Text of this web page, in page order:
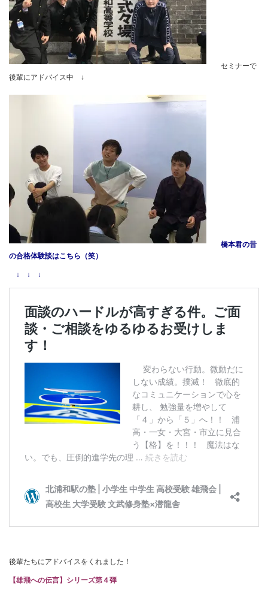
セミナーで
後輩にアドバイス中 ↓
橋本君の昔
の合格体験談はこちら（笑）
↓ ↓ ↓
後輩たちにアドバイスをくれました！
【雄飛への伝言】シリーズ第４弾